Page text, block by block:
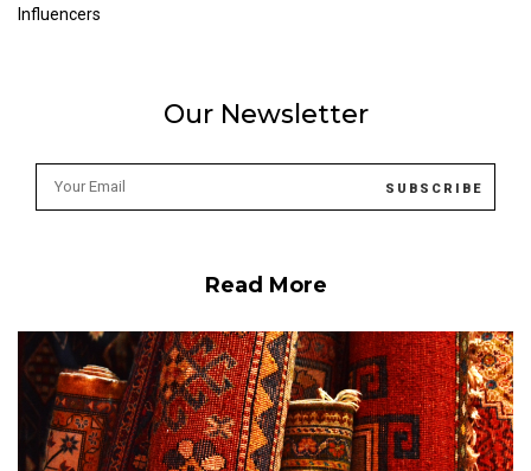
Influencers
Our Newsletter
Read More